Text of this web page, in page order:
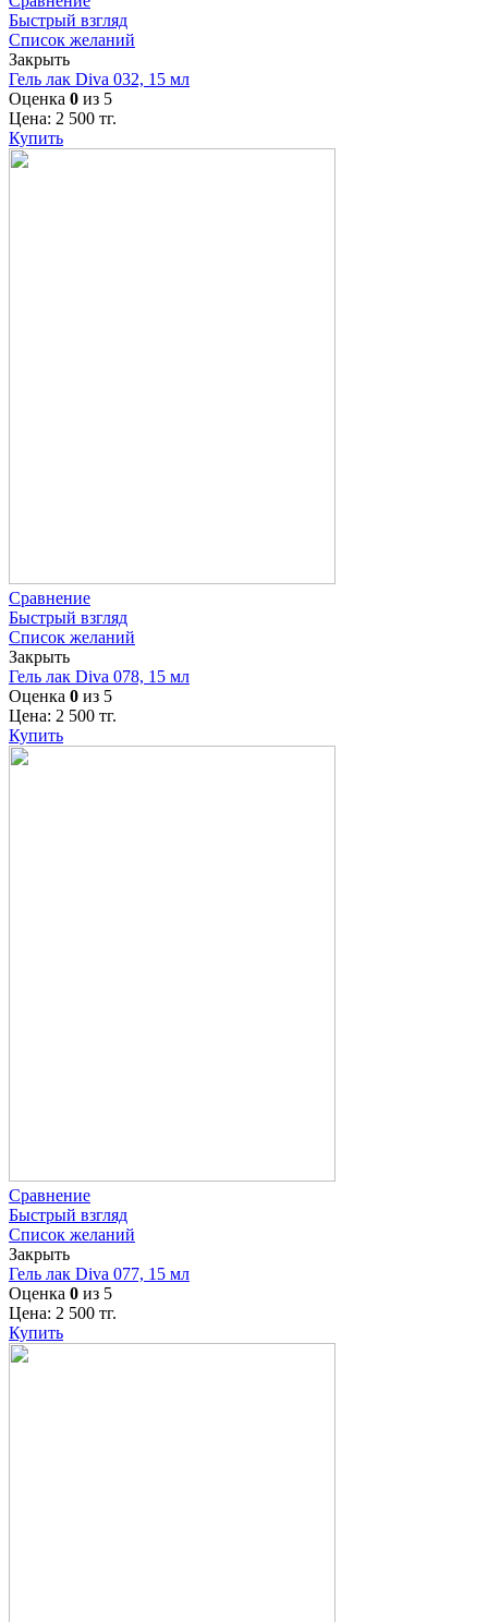
Быстрый взгляд
Список желаний
Закрыть
Гель лак Diva 032, 15 мл
Оценка 0 из 5
Цена: 2 500 тг.
Купить
Сравнение
Быстрый взгляд
Список желаний
Закрыть
Гель лак Diva 078, 15 мл
Оценка 0 из 5
Цена: 2 500 тг.
Купить
Сравнение
Быстрый взгляд
Список желаний
Закрыть
Гель лак Diva 077, 15 мл
Оценка 0 из 5
Цена: 2 500 тг.
Купить